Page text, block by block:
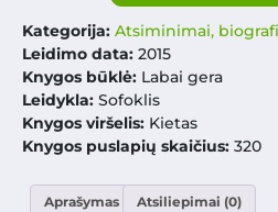
Kategorija: Atsiminimai,
Leidimo data: 2015
Knygos būklė: Labai gera
Leidykla: Sofoklis
Knygos viršelis: Kietas
Knygos puslapių skaičius: 320
Aprašymas Atsiliepimai (0)